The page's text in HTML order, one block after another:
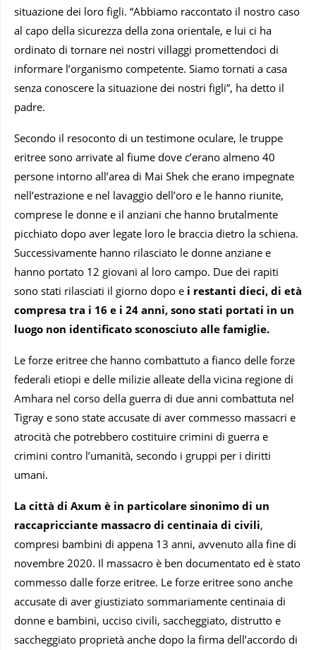
situazione dei loro figli. “Abbiamo raccontato il nostro caso
al capo della sicurezza della zona orientale, e lui ci ha
ordinato di tornare nei nostri villaggi promettendoci di
informare l’organismo competente. Siamo tornati a casa
senza conoscere la situazione dei nostri figli”, ha detto il
padre.
Secondo il resoconto di un testimone oculare, le truppe
eritree sono arrivate al fiume dove c’erano almeno 40
persone intorno all’area di Mai Shek che erano impegnate
nell’estrazione e nel lavaggio dell’oro e le hanno riunite,
comprese le donne e il anziani che hanno brutalmente
picchiato dopo aver legate loro le braccia dietro la schiena.
Successivamente hanno rilasciato le donne anziane e
hanno portato 12 giovani al loro campo. Due dei rapiti
sono stati rilasciati il ​​giorno dopo e i restanti dieci, di età
compresa tra i 16 e i 24 anni, sono stati portati in un
luogo non identificato sconosciuto alle famiglie.
Le forze eritree che hanno combattuto a fianco delle forze
federali etiopi e delle milizie alleate della vicina regione di
Amhara nel corso della guerra di due anni combattuta nel
Tigray e sono state accusate di aver commesso massacri e
atrocità che potrebbero costituire crimini di guerra e
crimini contro l’umanità, secondo i gruppi per i diritti
umani.
La città di Axum è in particolare sinonimo di un
raccapricciante massacro di centinaia di civili,
compresi bambini di appena 13 anni, avvenuto alla fine di
novembre 2020. Il massacro è ben documentato ed è stato
commesso dalle forze eritree. Le forze eritree sono anche
accusate di aver giustiziato sommariamente centinaia di
donne e bambini, ucciso civili, saccheggiato, distrutto e
saccheggiato proprietà anche dopo la firma dell’accordo di